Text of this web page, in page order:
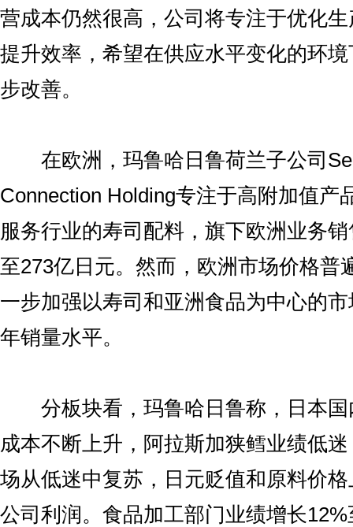
营成本仍然很高，公司将专注于优化
提升效率，希望在供应水平变化的环
步改善。
在欧洲，玛鲁哈日鲁荷兰子公司
Connection Holding专注于高附加值产
服务行业的寿司配料，旗下欧洲业务
至273亿日元。然而，欧洲市场价格普
一步加强以寿司和亚洲食品为中心的
年销量水平。
分板块看，玛鲁哈日鲁称，日本国
成本不断上升，阿拉斯加狭鳕业绩低
场从低迷中复苏，日元贬值和原料价
公司利润。食品加工部门业绩增长